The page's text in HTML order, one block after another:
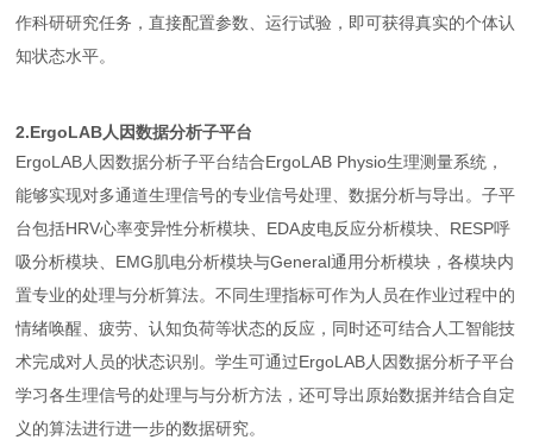
作科研研究任务，直接配置参数、运行试验，即可获得真实的个体认
知状态水平。
2.ErgoLAB人因数据分析子平台
ErgoLAB人因数据分析子平台结合ErgoLAB Physio生理测量系统，
能够实现对多通道生理信号的专业信号处理、数据分析与导出。子平
台包括HRV心率变异性分析模块、EDA皮电反应分析模块、RESP呼
吸分析模块、EMG肌电分析模块与General通用分析模块，各模块内
置专业的处理与分析算法。不同生理指标可作为人员在作业过程中的
情绪唤醒、疲劳、认知负荷等状态的反应，同时还可结合人工智能技
术完成对人员的状态识别。学生可通过ErgoLAB人因数据分析子平台
学习各生理信号的处理与与分析方法，还可导出原始数据并结合自定
义的算法进行进一步的数据研究。